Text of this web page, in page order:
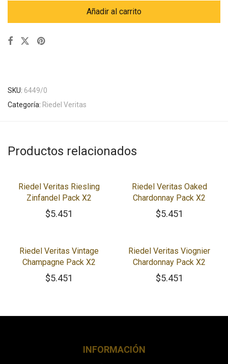
Añadir al carrito
SKU: 6449/0
Categoría: Riedel Veritas
Productos relacionados
Riedel Veritas Riesling
Zinfandel Pack X2
$5.451
Riedel Veritas Oaked
Chardonnay Pack X2
$5.451
Riedel Veritas Vintage
Champagne Pack X2
$5.451
Riedel Veritas Viognier
Chardonnay Pack X2
$5.451
INFORMACIÓN